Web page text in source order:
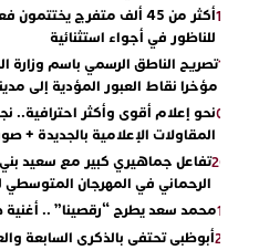
أكثر من 45 ألف متفرج يختتمون
للناظور في أجواء استثنائية
تصريح الناطق الرسمي باسم وزارة
مؤخرا نقاط العبور المؤدية إلى
نحو إعلام أقوى وأكثر احترافية.. نجاح
المقاولات الإعلامية بالجديدة + صور
تفاعل جماهيري كبير مع سعيد بني
الرحماني في المهرجان المتوسطي
محمد سعد يطرح “رقصينا” .. أغنية
أبوظبي تحتفي بالذكرى السابعة